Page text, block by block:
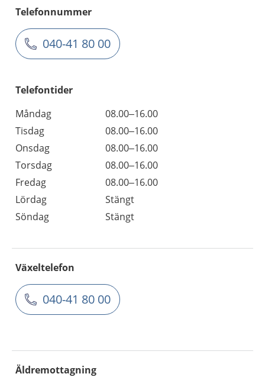
Telefonnummer
040-41 80 00
Telefontider
Måndag
08.00–16.00
Tisdag
08.00–16.00
Onsdag
08.00–16.00
Torsdag
08.00–16.00
Fredag
08.00–16.00
Lördag
Stängt
Söndag
Stängt
Växeltelefon
040-41 80 00
Äldremottagning